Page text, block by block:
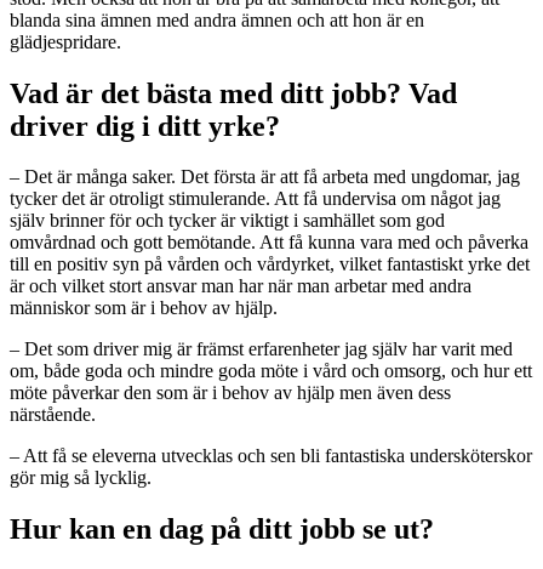
blanda sina ämnen med andra ämnen och att hon är en
glädjespridare.
Vad är det bästa med ditt jobb? Vad
driver dig i ditt yrke?
– Det är många saker. Det första är att få arbeta med ungdomar, jag
tycker det är otroligt stimulerande. Att få undervisa om något jag
själv brinner för och tycker är viktigt i samhället som god
omvårdnad och gott bemötande. Att få kunna vara med och påverka
till en positiv syn på vården och vårdyrket, vilket fantastiskt yrke det
är och vilket stort ansvar man har när man arbetar med andra
människor som är i behov av hjälp.
– Det som driver mig är främst erfarenheter jag själv har varit med
om, både goda och mindre goda möte i vård och omsorg, och hur ett
möte påverkar den som är i behov av hjälp men även dess
närstående.
– Att få se eleverna utvecklas och sen bli fantastiska undersköterskor
gör mig så lycklig.
Hur kan en dag på ditt jobb se ut?